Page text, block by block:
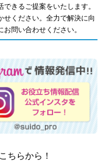
きるご提案をいたします。
せください。全力で解決に向
問い合わせください。
ちらから！